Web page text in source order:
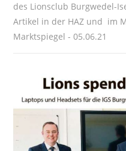
des Lionsclub Burgwedel-
Artikel in der HAZ und im
Marktspiegel - 05.06.21
–